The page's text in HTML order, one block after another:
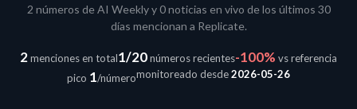
2 números de AI Weekly y 0 noticias en vivo de los últimos 30
días mencionan a Replicate.
2menciones en total1/20números recientes-100% vs referencia
pico 1/númeromonitoreado desde2026-05-26